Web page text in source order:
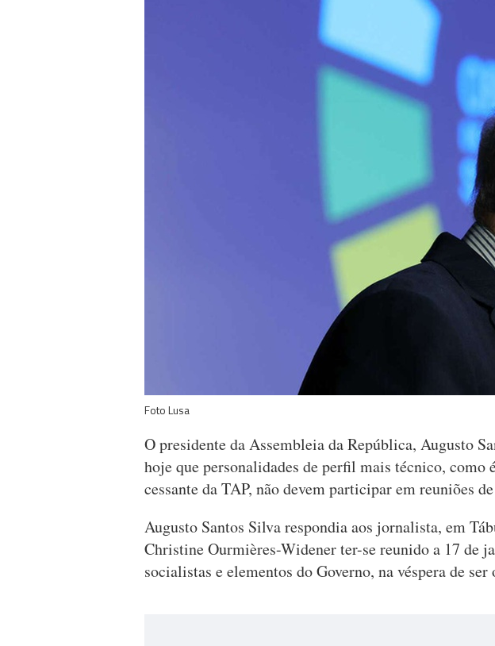
Foto Lusa
O presidente da Assembleia da República, Augusto
hoje que personalidades de perfil mais técnico, como
cessante da TAP, não devem participar em reuniões
Augusto Santos Silva respondia aos jornalista, em
Christine Ourmières-Widener ter-se reunido a 17 de
socialistas e elementos do Governo, na véspera de